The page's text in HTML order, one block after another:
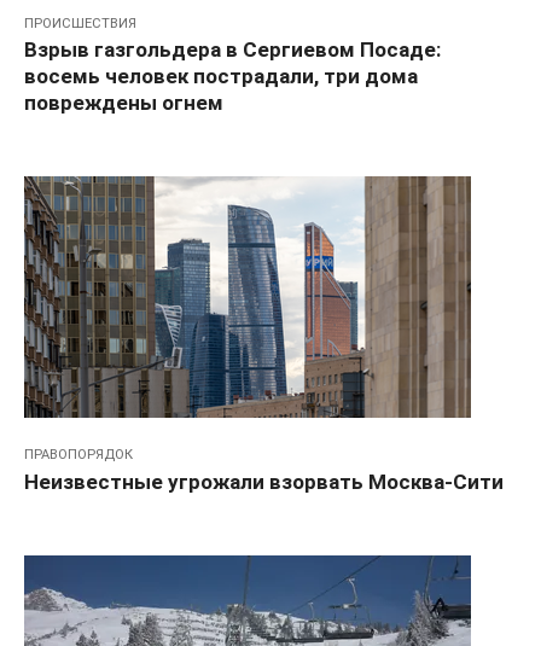
ПРОИСШЕСТВИЯ
Взрыв газгольдера в Сергиевом Посаде:
восемь человек пострадали, три дома
повреждены огнем
ПРАВОПОРЯДОК
Неизвестные угрожали взорвать Москва-Сити